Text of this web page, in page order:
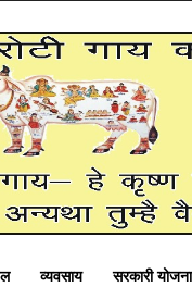
व्यवसाय सरकारी